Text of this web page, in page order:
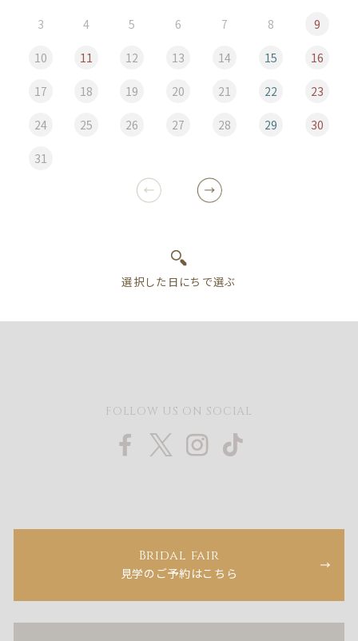
3 4 5 6 7 8 9
10 11 12 13 14 15 16
17 18 19 20 21 22 23
24 25 26 27 28 29 30
31
FOLLOW US ON SOCIAL
Bridal fair
見学のご予約はこちら